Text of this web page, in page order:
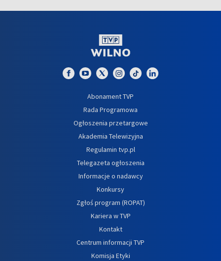
Abonament TVP
Rada Programowa
Ogłoszenia przetargowe
Akademia Telewizyjna
Regulamin tvp.pl
Telegazeta ogłoszenia
Informacje o nadawcy
Konkursy
Zgłoś program (ROPAT)
Kariera w TVP
Kontakt
Centrum informacji TVP
Komisja Etyki